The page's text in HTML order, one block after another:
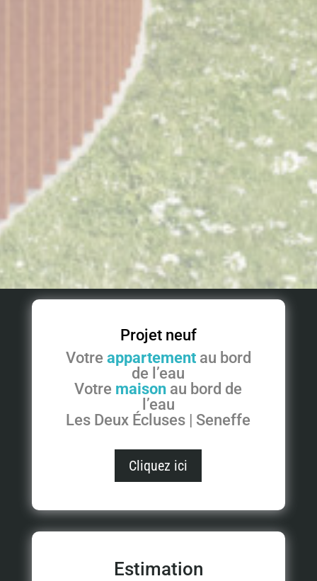
Projet neuf
Votre appartementau bord
de l’eau
Votre maison au bord de
l’eau
Les Deux Écluses | Seneffe
Cliquez ici
Estimation